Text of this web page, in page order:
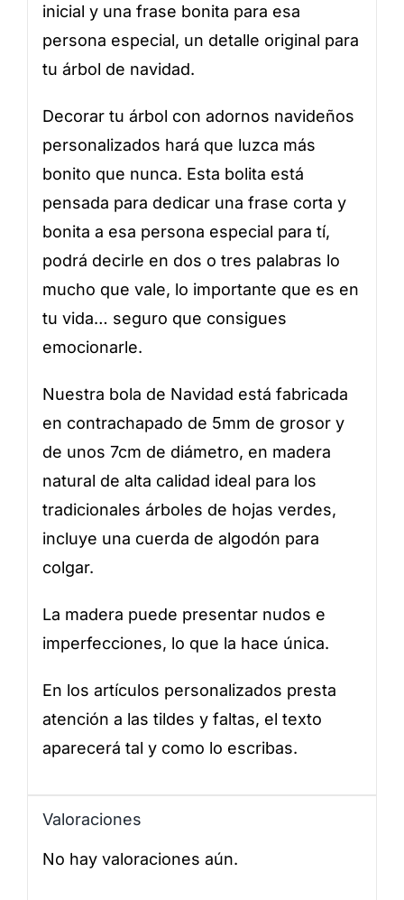
inicial y una frase bonita para esa
persona especial, un detalle original para
tu árbol de navidad.
Decorar tu árbol con adornos navideños
personalizados hará que luzca más
bonito que nunca. Esta bolita está
pensada para dedicar una frase corta y
bonita a esa persona especial para tí,
podrá decirle en dos o tres palabras lo
mucho que vale, lo importante que es en
tu vida… seguro que consigues
emocionarle.
Nuestra bola de Navidad está fabricada
en contrachapado de 5mm de grosor y
de unos 7cm de diámetro, en madera
natural de alta calidad ideal para los
tradicionales árboles de hojas verdes,
incluye una cuerda de algodón para
colgar.
La madera puede presentar nudos e
imperfecciones, lo que la hace única.
En los artículos personalizados presta
atención a las tildes y faltas, el texto
aparecerá tal y como lo escribas.
Valoraciones
No hay valoraciones aún.